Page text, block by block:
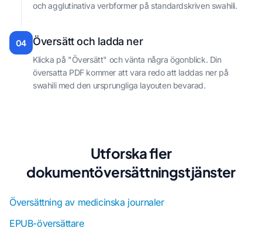
och agglutinativa verbformer på standardskriven swahili.
04 Översätt och ladda ner
Klicka på "Översätt" och vänta några ögonblick. Din
översatta PDF kommer att vara redo att laddas ner på
swahili med den ursprungliga layouten bevarad.
Utforska fler
dokumentöversättningstjänster
Översättning av medicinska journaler
EPUB-översättare